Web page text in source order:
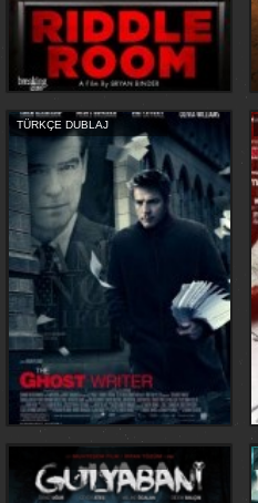
TÜRKÇE DUBLAJ